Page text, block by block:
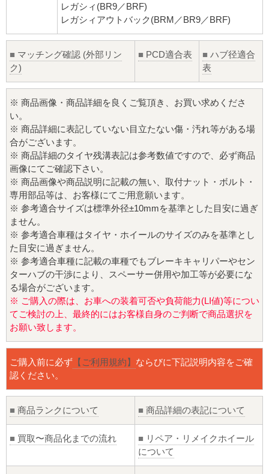
レガシィ(BR9／BRF)
レガシィアウトバック(BRM／BR9／BRF)
■ マッチング確認 (外部リン
ク)
■ PCD適合表 ■ ハブ径適合
表
※ 商品画像・商品詳細を良くご覧頂き、お買い求めくださ
い。
※ 商品詳細に表記していない目立たない傷・汚れ等がある場
合がございます。
※ 商品詳細のタイヤ残溝表記は参考数値ですので、必ず商品
画像にてご確認下さい。
※ 商品画像や商品説明に記載の無い、取付ナット・ボルト・
専用部品等は、お客様にてご用意願います。
※ 参考適合サイズは標準外径±10mmを基準とした目安に過ぎ
ません。
※ 参考適合車種はタイヤ・ホイールのサイズのみを基準とし
た目安に過ぎません。
※ 参考適合車種に記載の車種でもブレーキキャリパーやセン
ターハブの干渉により、スペーサー併用や加工等が必要にな
る場合がございます。
※ ご購入の際は、お車への装着可否や負荷能力(LI値)等につい
てご検討の上、最終的にはお客様自身のご判断で商品選択を
お願い致します。
ご購入前に必ず 【ご利用規約】 ならびに下記説明内容をご確
認ください。
■ 商品ランクについて ■ 商品詳細の表記について
■ 買取〜商品化までの流れ ■ リペア・リメイクホイール
について